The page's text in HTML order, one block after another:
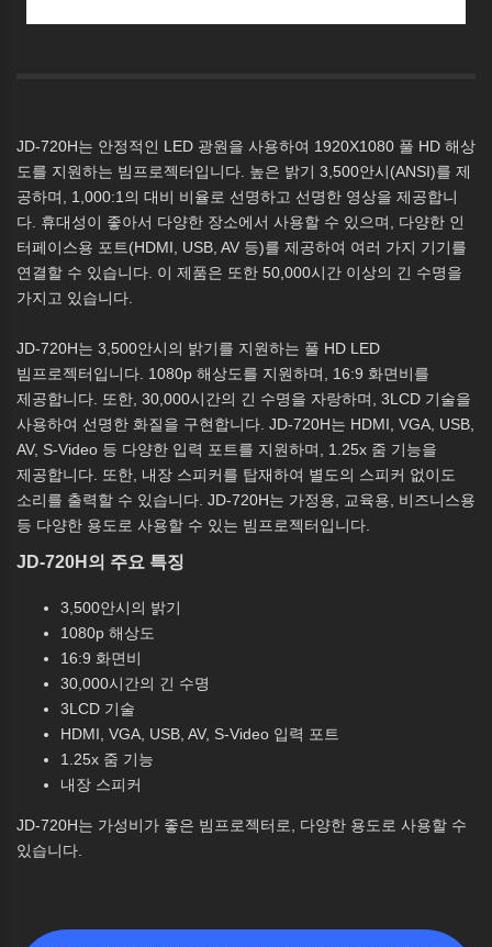
JD-720H는 안정적인 LED 광원을 사용하여 1920X1080 풀 HD 해상
도를 지원하는 빔프로젝터입니다. 높은 밝기 3,500안시(ANSI)를 제
공하며, 1,000:1의 대비 비율로 선명하고 선명한 영상을 제공합니
다. 휴대성이 좋아서 다양한 장소에서 사용할 수 있으며, 다양한 인
터페이스용 포트(HDMI, USB, AV 등)를 제공하여 여러 가지 기기를
연결할 수 있습니다. 이 제품은 또한 50,000시간 이상의 긴 수명을
가지고 있습니다.
JD-720H는 3,500안시의 밝기를 지원하는 풀 HD LED
빔프로젝터입니다. 1080p 해상도를 지원하며, 16:9 화면비를
제공합니다. 또한, 30,000시간의 긴 수명을 자랑하며, 3LCD 기술을
사용하여 선명한 화질을 구현합니다. JD-720H는 HDMI, VGA, USB,
AV, S-Video 등 다양한 입력 포트를 지원하며, 1.25x 줌 기능을
제공합니다. 또한, 내장 스피커를 탑재하여 별도의 스피커 없이도
소리를 출력할 수 있습니다. JD-720H는 가정용, 교육용, 비즈니스용
등 다양한 용도로 사용할 수 있는 빔프로젝터입니다.
JD-720H의 주요 특징
3,500안시의 밝기
1080p 해상도
16:9 화면비
30,000시간의 긴 수명
3LCD 기술
HDMI, VGA, USB, AV, S-Video 입력 포트
1.25x 줌 기능
내장 스피커
JD-720H는 가성비가 좋은 빔프로젝터로, 다양한 용도로 사용할 수
있습니다.